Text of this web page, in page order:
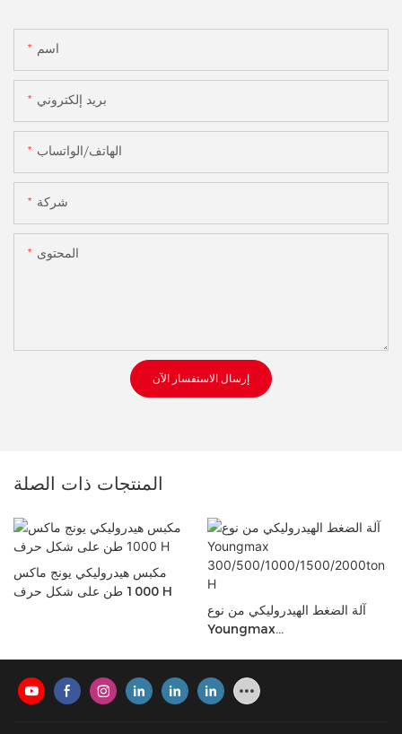
اسم
بريد إلكتروني
الهاتف/الواتساب
شركة
المحتوى
إرسال الاستفسار الآن
المنتجات ذات الصلة
مكبس هيدروليكي يونج ماكس
1000 طن على شكل حرف H
آلة الضغط الهيدروليكي من نوع
Youngmax